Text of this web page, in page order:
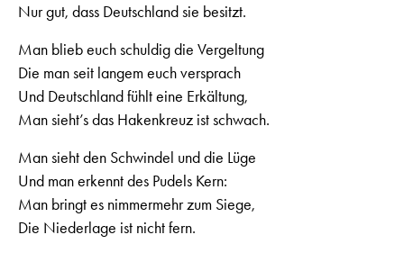
Nur gut, dass Deutschland sie besitzt.
Man blieb euch schuldig die Vergeltung
Die man seit langem euch versprach
Und Deutschland fühlt eine Erkältung,
Man sieht’s das Hakenkreuz ist schwach.
Man sieht den Schwindel und die Lüge
Und man erkennt des Pudels Kern:
Man bringt es nimmermehr zum Siege,
Die Niederlage ist nicht fern.